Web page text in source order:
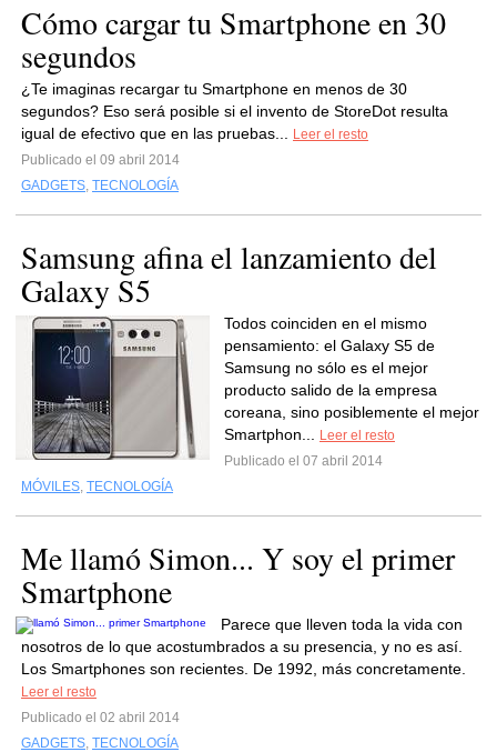
Cómo cargar tu Smartphone en 30
segundos
¿Te imaginas recargar tu Smartphone en menos de 30
segundos? Eso será posible si el invento de StoreDot resulta
igual de efectivo que en las pruebas...
Leer el resto
Publicado el 09 abril 2014
GADGETS, TECNOLOGÍA
Samsung afina el lanzamiento del
Galaxy S5
Todos coinciden en el mismo
pensamiento: el Galaxy S5 de
Samsung no sólo es el mejor
producto salido de la empresa
coreana, sino posiblemente el mejor
Smartphon...
Leer el resto
Publicado el 07 abril 2014
MÓVILES, TECNOLOGÍA
Me llamó Simon... Y soy el primer
Smartphone
Parece que lleven toda la vida con
nosotros de lo que acostumbrados a su presencia, y no es así.
Los Smartphones son recientes. De 1992, más concretamente.
Leer el resto
Publicado el 02 abril 2014
GADGETS, TECNOLOGÍA